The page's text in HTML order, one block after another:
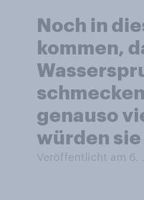
Noch in
kommen,
genauso
würden
Veröffentlicht am 6.